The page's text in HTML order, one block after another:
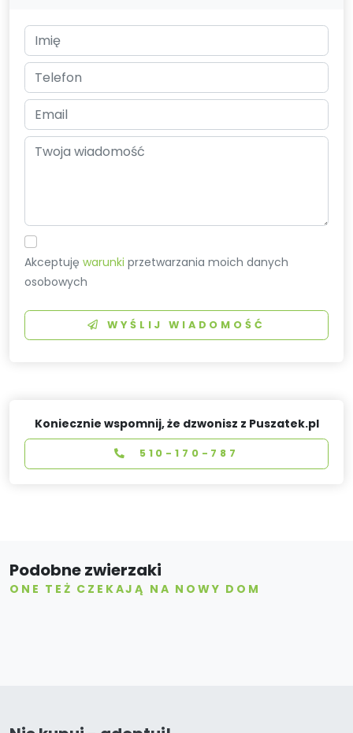
Akceptujęwarunki przetwarzania moich danych
osobowych
WYŚLIJ WIADOMOŚĆ
Koniecznie wspomnij, że dzwonisz z Puszatek.pl
510-170-787
Podobne zwierzaki
ONE TEŻ CZEKAJĄ NA NOWY DOM